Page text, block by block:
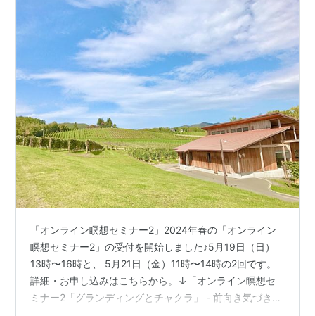
「オンライン瞑想セミナー2」2024年春の「オンライン
瞑想セミナー2」の受付を開始しました♪5月19日（日）
13時〜16時と、 5月21日（金）11時〜14時の2回です。
詳細・お申し込みはこちらから。↓「オンライン瞑想セ
ミナー2「グランディングとチャクラ」 - 前向き気づき日